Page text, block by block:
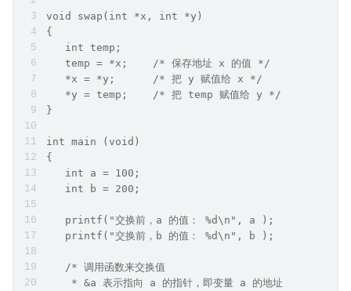
void swap(int *x, int *y)
{
   int temp;
   temp = *x;    /* 保存地址 x 的值 */
   *x = *y;      /* 把 y 赋值给 x */
   *y = temp;    /* 把 temp 赋值给 y */
}
int main (void)
{
   int a = 100;
   int b = 200;
   printf("交换前，a 的值： %d\n", a );
   printf("交换前，b 的值： %d\n", b );
   /* 调用函数来交换值
    * &a 表示指向 a 的指针，即变量 a 的地址